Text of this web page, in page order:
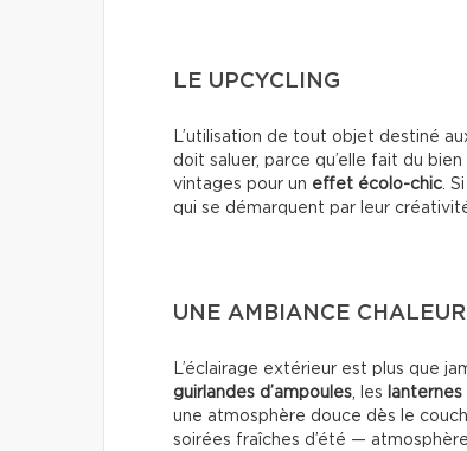
LE UPCYCLING
L’utilisation de tout objet destiné
doit saluer, parce qu’elle fait du
vintages pour un effet écolo-chic.
qui se démarquent par leur
UNE AMBIANCE
L’éclairage extérieur est plus que
guirlandes d’ampoules, les
une atmosphère douce dès le
soirées fraîches d’été —